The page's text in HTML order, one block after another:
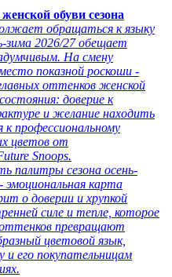
обуви сезона
обращаться к языку
зима 2026/27 обещает
На смену
показной роскоши -
оттенков женской
доверие к
и желание находить
профессиональному
цветов от
Snoops.
палитры сезона осень-
эмоциональная карта
о доверии и хрупкой
силе и тепле, которое
превращают
цветовой язык,
его покупательницам